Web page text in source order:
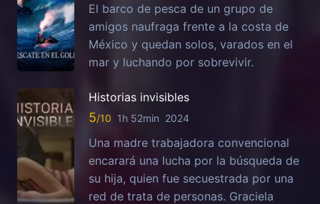
El barco de pesca de un grupo de
amigos naufraga frente a la costa de
México y quedan solos, varados en el
mar y luchando por sobrevivir.
Historias invisibles
5 1h 52min 2024
Una madre trabajadora convencional
encarará una lucha por la búsqueda de
su hija, quien fue secuestrada por una
red de trata de personas. Graciela